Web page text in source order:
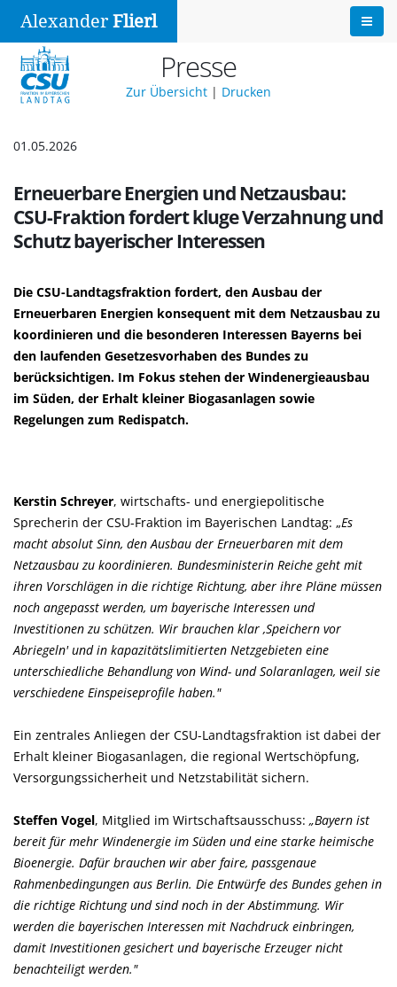
Alexander Flierl
Presse
Zur Übersicht | Drucken
01.05.2026
Erneuerbare Energien und Netzausbau:
CSU-Fraktion fordert kluge Verzahnung und
Schutz bayerischer Interessen
Die CSU-Landtagsfraktion fordert, den Ausbau der
Erneuerbaren Energien konsequent mit dem Netzausbau zu
koordinieren und die besonderen Interessen Bayerns bei
den laufenden Gesetzesvorhaben des Bundes zu
berücksichtigen. Im Fokus stehen der Windenergieausbau
im Süden, der Erhalt kleiner Biogasanlagen sowie
Regelungen zum Redispatch.
Kerstin Schreyer, wirtschafts- und energiepolitische
Sprecherin der CSU-Fraktion im Bayerischen Landtag:Es
macht absolut Sinn, den Ausbau der Erneuerbaren mit dem
Netzausbau zu koordinieren. Bundesministerin Reiche geht mit
ihren Vorschlägen in die richtige Richtung, aber ihre Pläne müssen
noch angepasst werden, um bayerische Interessen und
Investitionen zu schützen. Wir brauchen klar ‚Speichern vor
Abriegeln' und in kapazitätslimitierten Netzgebieten eine
unterschiedliche Behandlung von Wind- und Solaranlagen, weil sie
verschiedene Einspeiseprofile haben."
Ein zentrales Anliegen der CSU-Landtagsfraktion ist dabei der
Erhalt kleiner Biogasanlagen, die regional Wertschöpfung,
Versorgungssicherheit und Netzstabilität sichern.
Steffen Vogel, Mitglied im Wirtschaftsausschuss: Bayern ist
bereit für mehr Windenergie im Süden und eine starke heimische
Bioenergie. Dafür brauchen wir aber faire, passgenaue
Rahmenbedingungen aus Berlin. Die Entwürfe des Bundes gehen in
die richtige Richtung und sind noch in der Abstimmung. Wir
werden die bayerischen Interessen mit Nachdruck einbringen,
damit Investitionen gesichert und bayerische Erzeuger nicht
benachteiligt werden."